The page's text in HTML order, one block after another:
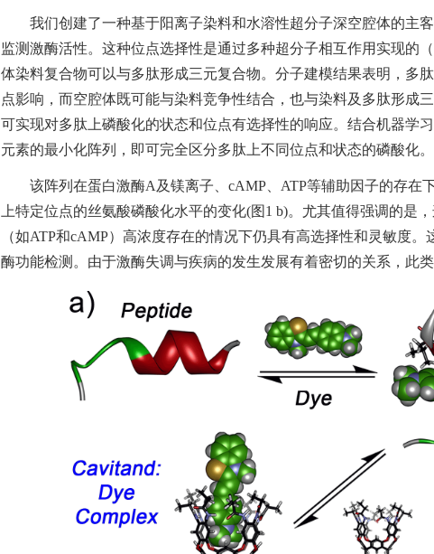
我们创建了一种基于阳离子染料和水溶性超分子深空腔体的主
监测激酶活性。这种位点选择性是通过多种超分子相互作用实现的（
体染料复合物可以与多肽形成三元复合物。分子建模结果表明，多
点影响，而空腔体既可能与染料竞争性结合，也与染料及多肽形成
可实现对多肽上磷酸化的状态和位点有选择性的响应。结合机器学
元素的最小化阵列，即可完全区分多肽上不同位点和状态的磷酸化。
该阵列在蛋白激酶A 及镁离子、cAMP ATP等辅助因子的存在
上特定位点的丝氨酸磷酸化水平的变化(图 1 b)。尤其值得强调的是
（如ATP和cAMP）高浓度存在的情况下仍具有高选择性和灵敏度
酶功能检测。由于激酶失调与疾病的发生发展有着密切的关系，此